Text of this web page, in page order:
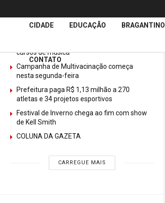
ÚltimasNotícias
cursos de música
Campanha de Multivacinação começa
nesta segunda-feira
Prefeitura paga R$ 1,13 milhão a 270
atletas e 34 projetos esportivos
Festival de Inverno chega ao fim com show
de Kell Smith
COLUNA DA GAZETA
CARREGUE MAIS
CIDADE EDUCAÇÃO BRAGANTINO
CONTATO